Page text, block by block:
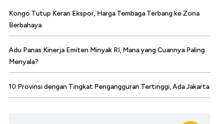
Kongo Tutup Keran Ekspor, Harga Tembaga Terbang ke Zona
Berbahaya
Adu Panas Kinerja Emiten Minyak RI, Mana yang Cuannya Paling
Menyala?
10 Provinsi dengan Tingkat Pengangguran Tertinggi, Ada Jakarta